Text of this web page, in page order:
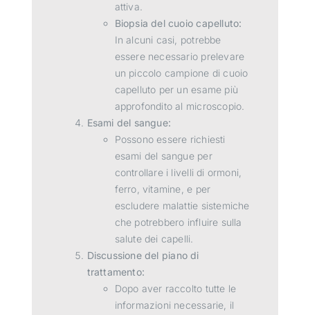
attiva.
Biopsia del cuoio capelluto:
In alcuni casi, potrebbe
essere necessario prelevare
un piccolo campione di cuoio
capelluto per un esame più
approfondito al microscopio.
Esami del sangue:
Possono essere richiesti
esami del sangue per
controllare i livelli di ormoni,
ferro, vitamine, e per
escludere malattie sistemiche
che potrebbero influire sulla
salute dei capelli.
Discussione del piano di
trattamento:
Dopo aver raccolto tutte le
informazioni necessarie, il